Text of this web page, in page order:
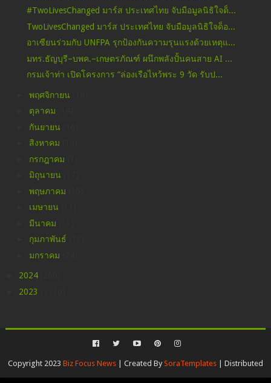
#TwoLivesChanged มาร์ส ประเทศไทย จับมือมูลนิธิใจด็...
TwoLivesChanged มาร์ส ประเทศไทย จับมือมูลนิธิใจด็อ...
อาเซียนร่วมกับ UNFPA รุกป้องกันความรุนแรงด้วยเหตุแ...
มทร.ธัญบุรี–บพค.–เกษตรภัณฑ์ ผนึกพลังปั้นคนสาย AI ...
กรมเจ้าท่า เปิดโครงการ “ล่องเรือไหว้พระ 9 วัด รับป...
พฤศจิกายน
ตุลาคม
กันยายน
สิงหาคม
กรกฎาคม
มิถุนายน
พฤษภาคม
เมษายน
มีนาคม
กุมภาพันธ์
มกราคม
2024
2023
Copyright 2023 Biz Focus News| Created By SoraTemplates| Distributed